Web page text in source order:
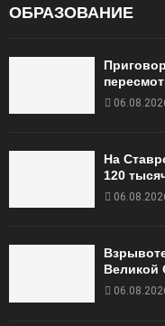
ОБРАЗОВАНИЕ
На
120
Великой